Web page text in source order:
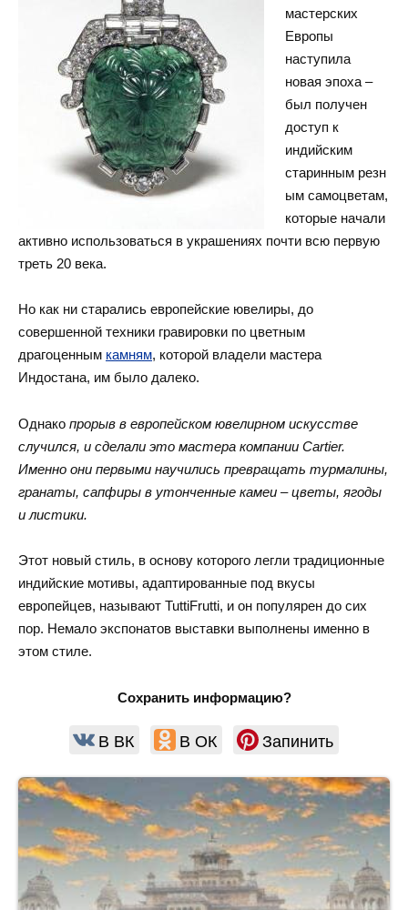
мастерских
Европы
наступила
новая эпоха –
был получен
доступ к
индийским
старинным резн
ым самоцветам,
которые начали
активно использоваться в украшениях почти всю первую
треть 20 века.
Но как ни старались европейские ювелиры, до
совершенной техники гравировки по цветным
драгоценным камням, которой владели мастера
Индостана, им было далеко.
Однако прорыв в европейском ювелирном искусстве
случился, и сделали это мастера компании Cartier.
Именно они первыми научились превращать турмалины,
гранаты, сапфиры в утонченные камеи – цветы, ягоды
и листики.
Этот новый стиль, в основу которого легли традиционные
индийские мотивы, адаптированные под вкусы
европейцев, называют TuttiFrutti, и он популярен до сих
пор. Немало экспонатов выставки выполнены именно в
этом стиле.
Сохранить информацию?
В ВК В ОК Запинить